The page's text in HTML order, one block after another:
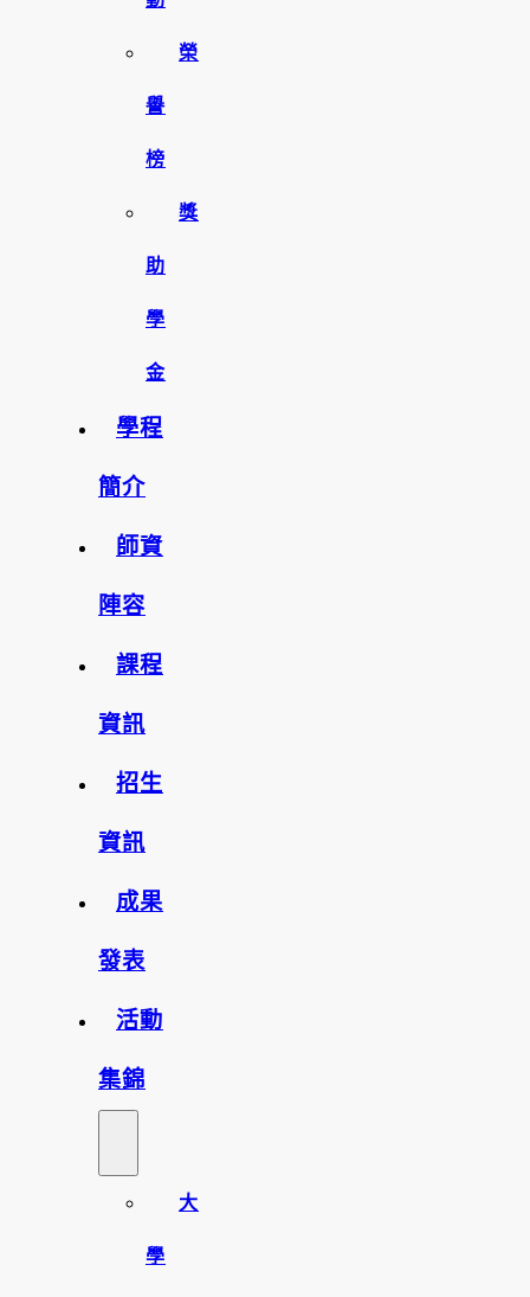
榮
譽
榜
獎
助
學
金
學程
簡介
師資
陣容
課程
資訊
招生
資訊
成果
發表
活動
集錦
大
學